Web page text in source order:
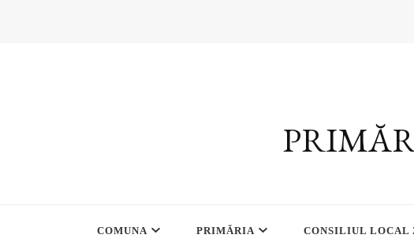
COMUNA PRIMĂRIA CONSILIUL LOCAL